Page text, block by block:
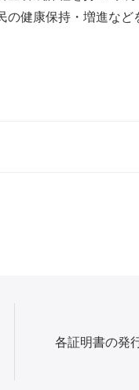
の健康保持・増進な
各証明書の発